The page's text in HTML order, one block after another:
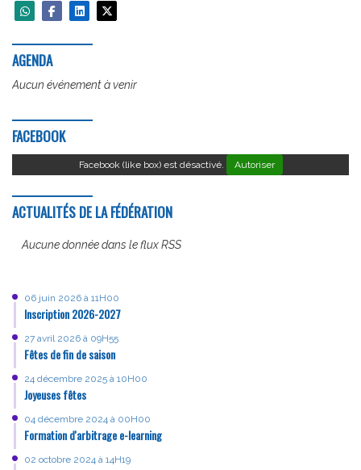
AGENDA
Aucun événement à venir
FACEBOOK
Facebook (like box) est désactivé. Autoriser
ACTUALITÉS DE LA FÉDÉRATION
Aucune donnée dans le flux RSS
06 juin 2026 à 11H00
Inscription 2026-2027
27 avril 2026 à 09H55
Fêtes de fin de saison
24 décembre 2025 à 10H00
Joyeuses fêtes
04 décembre 2024 à 00H00
Formation d'arbitrage e-learning
02 octobre 2024 à 14H19